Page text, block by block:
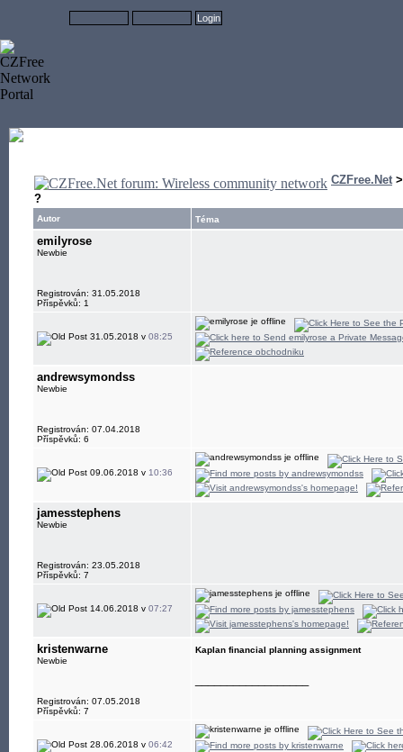
CZFree.Net
?
Autor Téma
emilyrose
Newbie
Registrován: 31.05.2018
Příspěvků: 1
31.05.2018 v 08:25
andrewsymondss
Newbie
Registrován: 07.04.2018
Příspěvků: 6
09.06.2018 v 10:36
jamesstephens
Newbie
Registrován: 23.05.2018
Příspěvků: 7
14.06.2018 v 07:27
kristenwarne
Newbie
Registrován: 07.05.2018
Příspěvků: 7
Kaplan financial planning assignment
28.06.2018 v 06:42